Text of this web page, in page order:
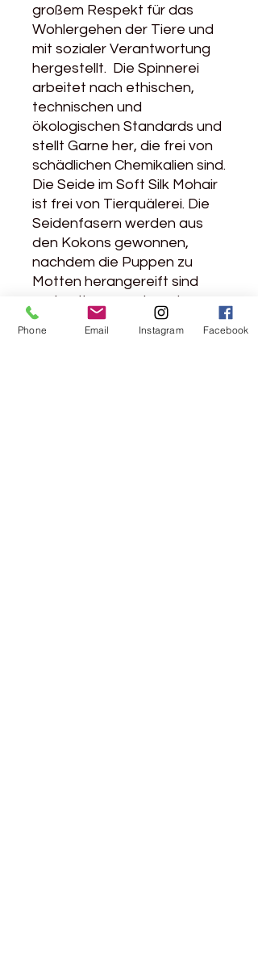
großem Respekt für das
Wohlergehen der Tiere und
mit sozialer Verantwortung
hergestellt. Die Spinnerei
arbeitet nach ethischen,
technischen und
ökologischen Standards und
stellt Garne her, die frei von
schädlichen Chemikalien sind.
Die Seide im Soft Silk Mohair
ist frei von Tierquälerei. Die
Seidenfasern werden aus
den Kokons gewonnen,
nachdem die Puppen zu
Motten herangereift sind
und entkommen konnten.
Das bedeutet, dass die
Seidenwürmer nicht wie bei
Phone Email Instagram Facebook